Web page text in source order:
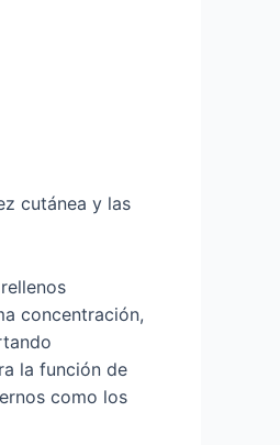
cutánea y las
concentración,
la función de
como los